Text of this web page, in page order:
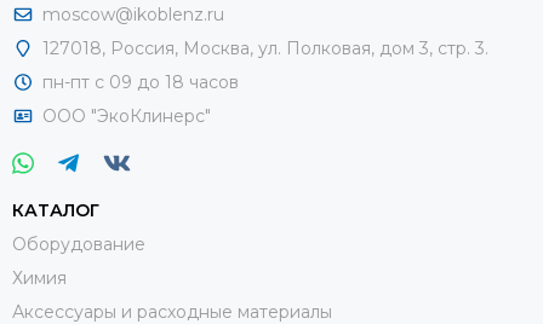
moscow@ikoblenz.ru
127018, Россия, Москва, ул. Полковая, дом 3, стр. 3.
пн-пт с 09 до 18 часов
ООО "ЭкоКлинерс"
КАТАЛОГ
Оборудование
Химия
Аксессуары и расходные материалы